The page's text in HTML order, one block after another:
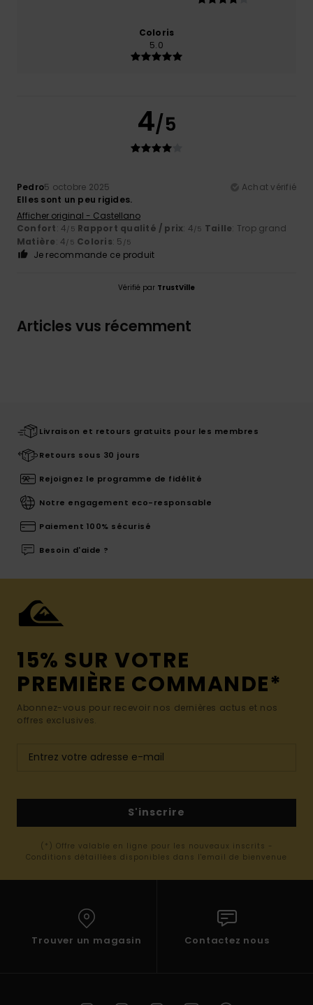
Coloris
5.0
4/5
Pedro5 octobre 2025
Achat vérifié
Elles sont un peu rigides.
Afficher original - Castellano
Confort: 4/5 Rapport qualité / prix: 4/5 Taille: Trop grand
Matière: 4/5 Coloris: 5 /5
Je recommande ce produit
Vérifié par TrustVille
Articles vus récemment
Livraison et retours gratuits pour les membres
Retours sous 30 jours
Rejoignez le programme de fidélité
Notre engagement eco-responsable
Paiement 100% sécurisé
Besoin d'aide ?
15% SUR VOTRE
PREMIÈRE COMMANDE*
Abonnez-vous pour recevoir nos dernières actus et nos
offres exclusives.
S'inscrire
(*) Offre valable en ligne pour les nouveaux inscrits -
Conditions détaillées disponibles dans l'email de bienvenue
Trouver un magasin Contactez nous